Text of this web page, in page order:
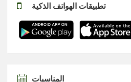
تطبيقات الهواتف الذكية
المناسبات